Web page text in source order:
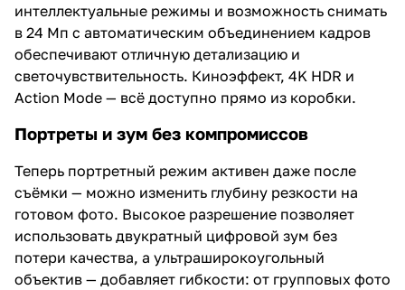
интеллектуальные режимы и возможность снимать
в 24 Мп с автоматическим объединением кадров
обеспечивают отличную детализацию и
светочувствительность. Киноэффект, 4K HDR и
Action Mode — всё доступно прямо из коробки.
Портреты и зум без компромиссов
Теперь портретный режим активен даже после
съёмки — можно изменить глубину резкости на
готовом фото. Высокое разрешение позволяет
использовать двукратный цифровой зум без
потери качества, а ультраширокоугольный
объектив — добавляет гибкости: от групповых фото